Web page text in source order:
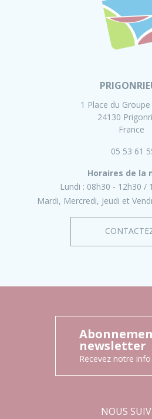
1 Place du
24130
France
05 53 61
Horaires de la
Lundi : 08h30 - 12h30
Mardi, Mercredi, Jeudi et
newsletter
Recevez notre
NOUS